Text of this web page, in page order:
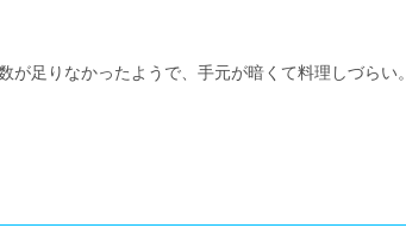
足りなかったようで、手元が暗くて料理しづらい。